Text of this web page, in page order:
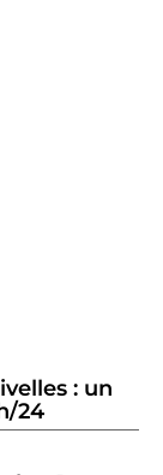
: un
24